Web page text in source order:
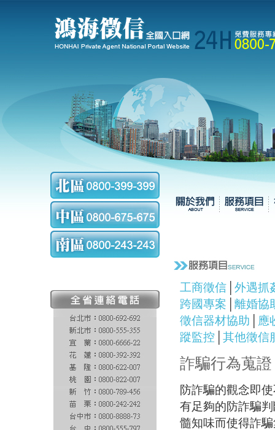
工商徵信
外遇抓
跨國專案
離婚協
徵信器材協助
應
蹤監控
其他徵信
詐騙行為蒐證
防詐騙的觀念即
有足夠的防詐騙
髓知味而使得詐